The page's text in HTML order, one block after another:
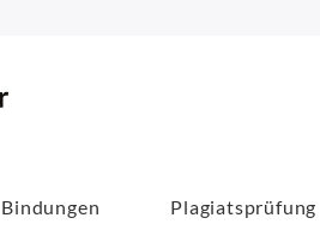
Bindungen Plagiatsprüfung